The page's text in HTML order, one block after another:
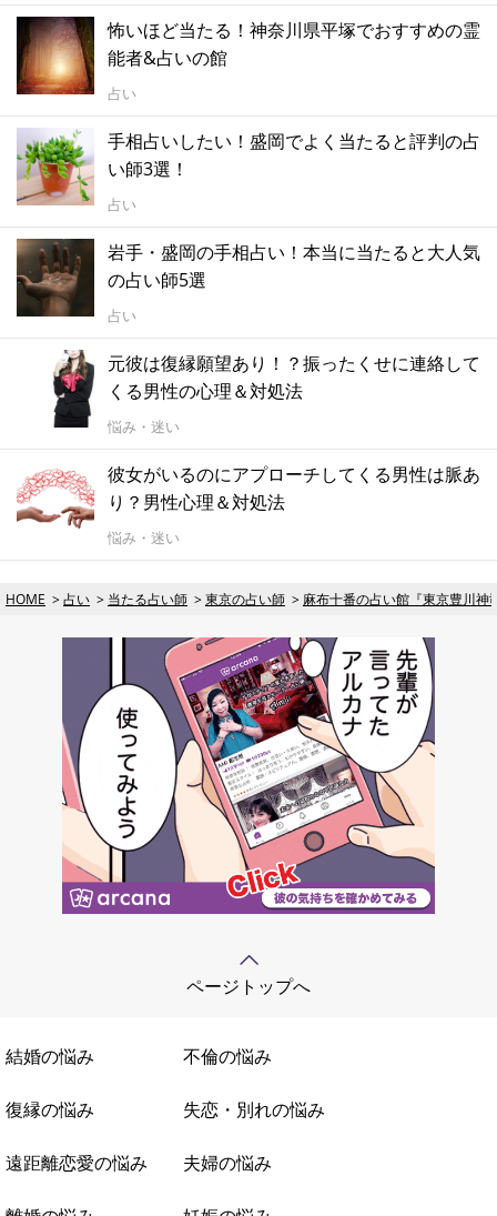
怖いほど当たる！神奈川県平塚でおすすめの霊
能者&占いの館
占い
手相占いしたい！盛岡でよく当たると評判の占
い師3選！
占い
岩手・盛岡の手相占い！本当に当たると大人気
の占い師5選
占い
元彼は復縁願望あり！？振ったくせに連絡して
くる男性の心理＆対処法
悩み・迷い
彼女がいるのにアプローチしてくる男性は脈あ
り？男性心理＆対処法
悩み・迷い
HOME 占い 当たる占い師 東京の占い師 麻布十番の占い館『東京豊川
ページトップへ
結婚の悩み 不倫の悩み
復縁の悩み 失恋・別れの悩み
遠距離恋愛の悩み 夫婦の悩み